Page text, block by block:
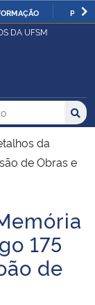
DA UFSM
no Sítio
da
de Obras e
175
de